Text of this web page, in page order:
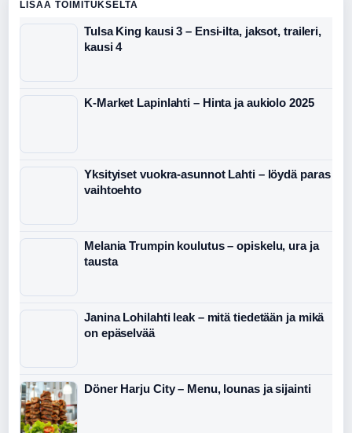
LISAA TOIMITUKSELTA
Tulsa King kausi 3 – Ensi-ilta, jaksot, traileri,
kausi 4
K-Market Lapinlahti – Hinta ja aukiolo 2025
Yksityiset vuokra-asunnot Lahti – löydä paras
vaihtoehto
Melania Trumpin koulutus – opiskelu, ura ja
tausta
Janina Lohilahti leak – mitä tiedetään ja mikä
on epäselvää
Döner Harju City – Menu, lounas ja sijainti